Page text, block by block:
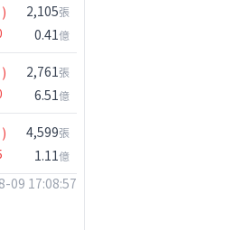
2,105張
0.41億
2,761張
6.51億
4,599張
1.11億
09 17:08:57